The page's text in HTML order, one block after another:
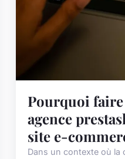
Pourquoi faire
agence
site e-
Dans un contexte où la